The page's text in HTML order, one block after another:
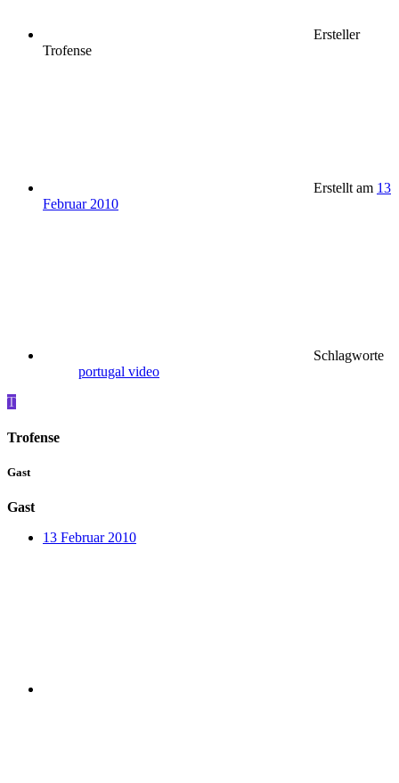
Ersteller
Trofense
Erstellt am 13
Februar 2010
Schlagworte
portugal video
T
Trofense
Gast
Gast
13 Februar 2010